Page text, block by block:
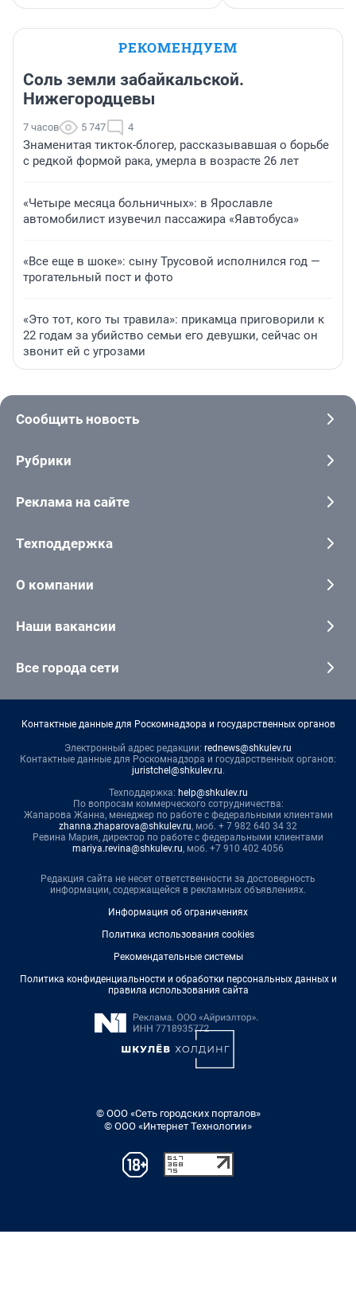
РЕКОМЕНДУЕМ
Соль земли забайкальской.
Нижегородцевы
7 часов 5 747 4
Знаменитая тикток-блогер, рассказывавшая о борьбе
с редкой формой рака, умерла в возрасте 26 лет
«Четыре месяца больничных»: в Ярославле
автомобилист изувечил пассажира «Яавтобуса»
«Все еще в шоке»: сыну Трусовой исполнился год —
трогательный пост и фото
«Это тот, кого ты травила»: прикамца приговорили к
22 годам за убийство семьи его девушки, сейчас он
звонит ей с угрозами
Сообщить новость
Рубрики
Реклама на сайте
Техподдержка
О компании
Наши вакансии
Все города сети
Контактные данные для Роскомнадзора и государственных органов
Электронный адрес редакции: rednews@shkulev.ru
Контактные данные для Роскомнадзора и государственных органов:
juristchel@shkulev.ru.
Техподдержка: help@shkulev.ru
По вопросам коммерческого сотрудничества:
Жапарова Жанна, менеджер по работе с федеральными клиентами
zhanna.zhaparova@shkulev.ru, моб. + 7 982 640 34 32
Ревина Мария, директор по работе с федеральными клиентами
mariya.revina@shkulev.ru, моб. +7 910 402 4056
Редакция сайта не несет ответственности за достоверность
информации, содержащейся в рекламных объявлениях.
Информация об ограничениях
Политика использования cookies
Рекомендательные системы
Политика конфиденциальности и обработки персональных данных и
правила использования сайта
© ООО «Сеть городских порталов»
© ООО «Интернет Технологии»